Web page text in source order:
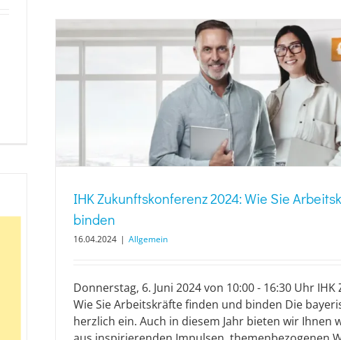
IHK Zukunftskonferenz 2024: Wie Sie
binden
16.04.2024 | Allgemein
Donnerstag, 6. Juni 2024 von 10:00 - 16:30 Uhr
Wie Sie Arbeitskräfte finden und binden Die
herzlich ein. Auch in diesem Jahr bieten wir Ihnen